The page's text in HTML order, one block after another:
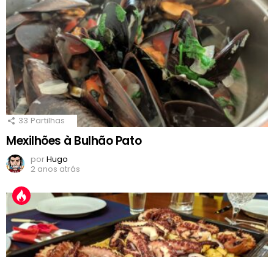
33 Partilhas
Mexilhões à Bulhão Pato
porHugo
2 anos atrás